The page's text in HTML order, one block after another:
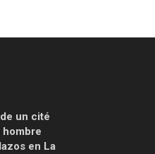
un cité
en La